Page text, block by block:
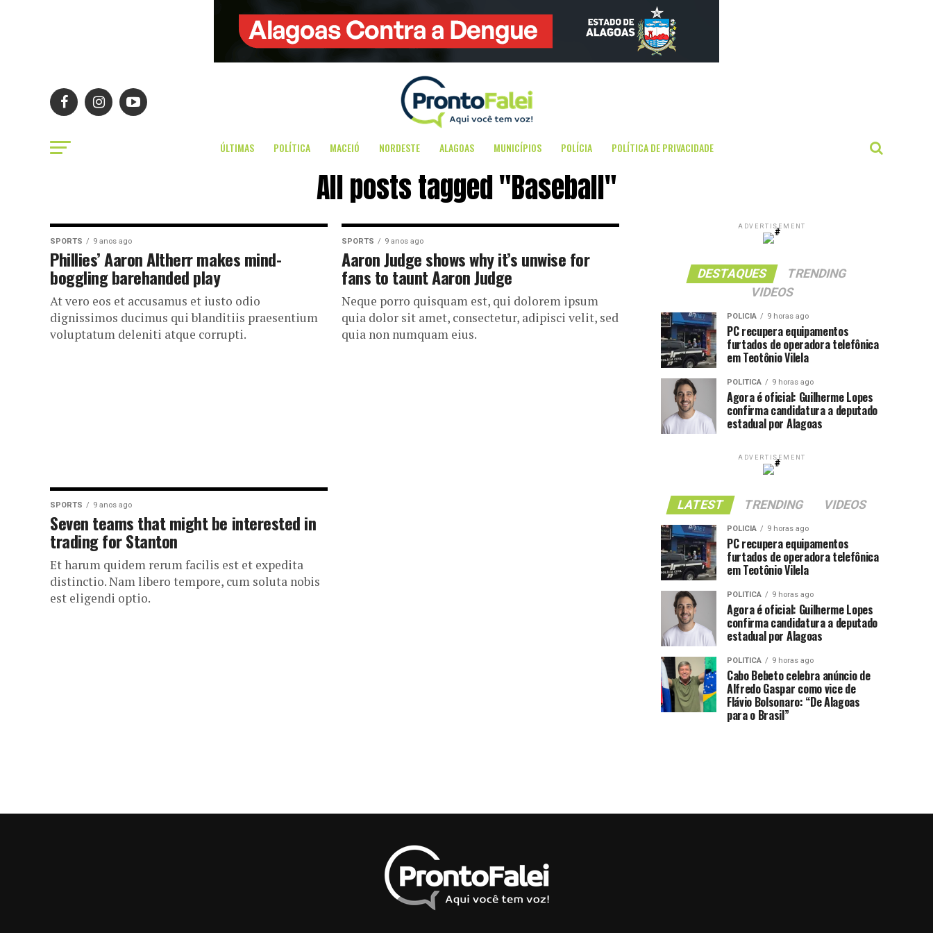
ÚLTIMAS POLÍTICA MACEIÓ NORDESTE ALAGOAS MUNICÍPIOS POLÍCIA POLÍTICA DE PRIVACIDADE
All posts tagged "Baseball"
SPORTS 9 anos ago
Phillies’ Aaron Altherr makes mind-
boggling barehanded play
At vero eos et accusamus et iusto odio
dignissimos ducimus qui blanditiis praesentium
voluptatum deleniti atque corrupti.
SPORTS 9 anos ago
Aaron Judge shows why it’s unwise for
fans to taunt Aaron Judge
Neque porro quisquam est, qui dolorem ipsum
quia dolor sit amet, consectetur, adipisci velit, sed
quia non numquam eius.
SPORTS 9 anos ago
Seven teams that might be interested in
trading for Stanton
Et harum quidem rerum facilis est et expedita
distinctio. Nam libero tempore, cum soluta nobis
est eligendi optio.
ADVERTISEMENT
DESTAQUES
TRENDING
VIDEOS
POLICIA 9 horas ago
PC recupera equipamentos
furtados de operadora telefônica
em Teotônio Vilela
POLITICA 9 horas ago
Agora é oficial: Guilherme Lopes
confirma candidatura a deputado
estadual por Alagoas
ADVERTISEMENT
LATEST TRENDING VIDEOS
POLICIA 9 horas ago
PC recupera equipamentos
furtados de operadora telefônica
em Teotônio Vilela
POLITICA 9 horas ago
Agora é oficial: Guilherme Lopes
confirma candidatura a deputado
estadual por Alagoas
POLITICA 9 horas ago
Cabo Bebeto celebra anúncio de
Alfredo Gaspar como vice de
Flávio Bolsonaro: “De Alagoas
para o Brasil”